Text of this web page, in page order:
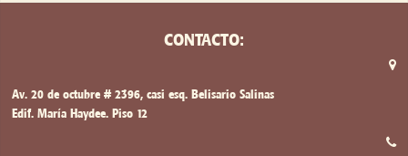
CONTACTO:
Av. 20 de octubre # 2396, casi esq. Belisario Salinas
Edif. María Haydee. Piso 12